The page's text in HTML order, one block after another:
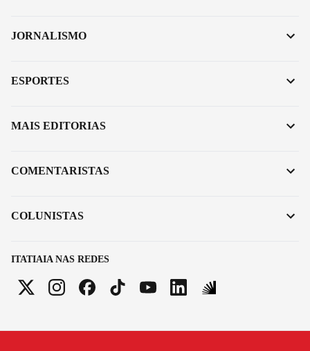
ITATIAIA NAS REDES
JORNALISMO
ESPORTES
MAIS EDITORIAS
COMENTARISTAS
COLUNISTAS